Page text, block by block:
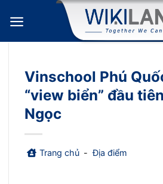
qua
nội
Vinschool Phú
“view biển” đầu
Ngọc
Trang chủ - Địa điểm